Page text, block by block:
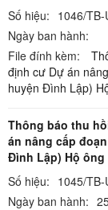
Số hiệu: 1046/TB-
Ngày ban hành:
File đính kèm:
định cư Dự án
huyện Đình Lập)
Thông báo thu
án nâng cấp
Đình Lập) Hộ ông
Số hiệu: 1045/TB-
Ngày ban hành: